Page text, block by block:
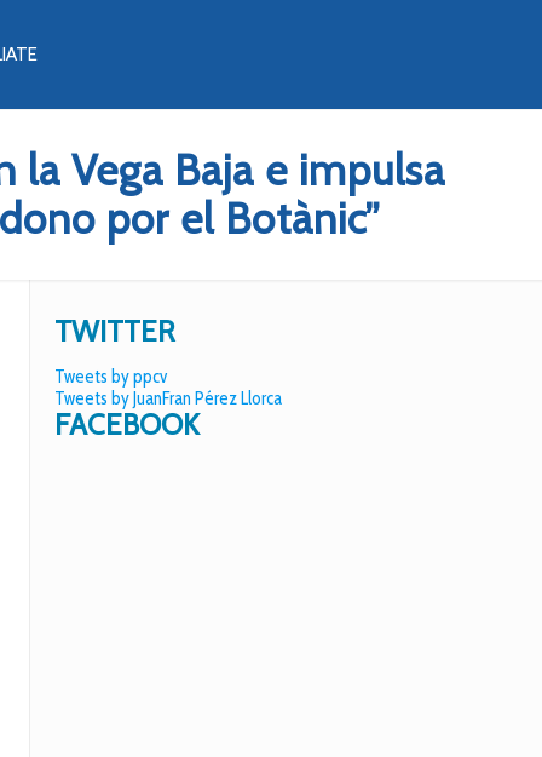
la Vega Baja e impulsa
por el Botànic”
TWITTER
Tweets by ppcv
Tweets by JuanFran Pérez Llorca
FACEBOOK